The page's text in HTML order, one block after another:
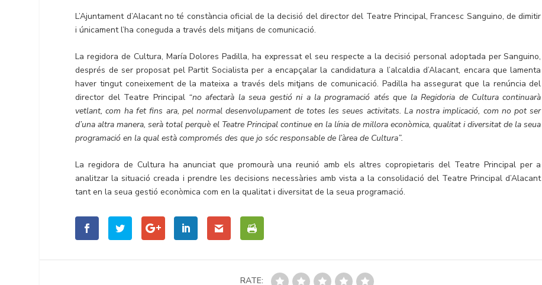
L’Ajuntament d’Alacant no té constància oficial de la decisió del director del Teatre Principal, Francesc Sanguino, de dimitir
i únicament l’ha coneguda a través dels mitjans de comunicació.
La regidora de Cultura, María Dolores Padilla, ha expressat el seu respecte a la decisió personal adoptada per Sanguino,
després de ser proposat pel Partit Socialista per a encapçalar la candidatura a l’alcaldia d’Alacant, encara que lamenta
haver tingut coneixement de la mateixa a través dels mitjans de comunicació. Padilla ha assegurat que la renúncia del
director del Teatre Principal “no afectarà la seua gestió ni a la programació atés que la Regidoria de Cultura continuarà
vetlant, com ha fet fins ara, pel normal desenvolupament de totes les seues activitats. La nostra implicació, com no pot ser
d’una altra manera, serà total perquè el Teatre Principal continue en la línia de millora econòmica, qualitat i diversitat de la seua
programació en la qual està compromés des que jo sóc responsable de l’àrea de Cultura”.
La regidora de Cultura ha anunciat que promourà una reunió amb els altres copropietaris del Teatre Principal per a
analitzar la situació creada i prendre les decisions necessàries amb vista a la consolidació del Teatre Principal d’Alacant
tant en la seua gestió econòmica com en la qualitat i diversitat de la seua programació.
RATE: